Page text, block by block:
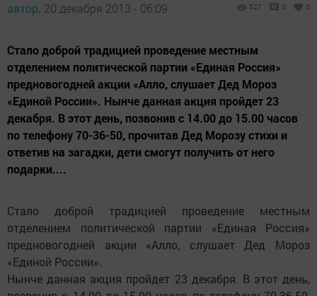
автор, 20 декабря 2013 - 06:09 527 0 0
Стало доброй традицией проведение местным
отделением политической партии «Единая Россия»
предновогодней акции «Алло, слушает Дед Мороз
«Единой России». Нынче данная акция пройдет 23
декабря. В этот день, позвонив с 14.00 до 15.00 часов
по телефону 70-36-50, прочитав Дед Морозу стихи и
ответив на загадки, дети смогут получить от него
подарки....
Стало доброй традицией проведение местным
отделением политической партии «Единая Россия»
предновогодней акции «Алло, слушает Дед Мороз
«Единой России».
Нынче данная акция пройдет 23 декабря. В этот день,